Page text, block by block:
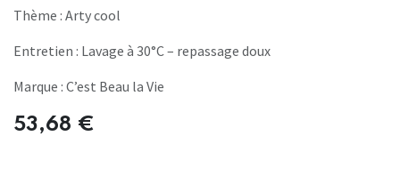
Thème : Arty cool
Entretien : Lavage à 30°C – repassage doux
Marque : C’est Beau la Vie
53,68 €